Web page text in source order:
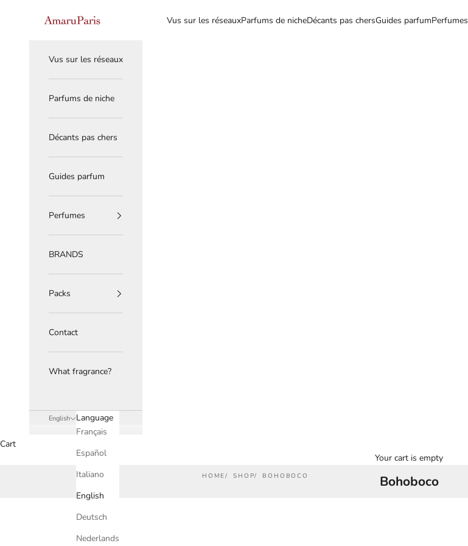
AmaruParis
Vus sur les réseauxParfums de nicheDécants pas chersGuides parfumPerfumes
Vus sur les réseaux
Parfums de niche
Décants pas chers
Guides parfum
Perfumes
BRANDS
Packs
Contact
What fragrance?
English
Language
Français
Español
Italiano
English
Deutsch
Nederlands
Cart
Your cart is empty
HOME SHOP BOHOBOCO Bohoboco